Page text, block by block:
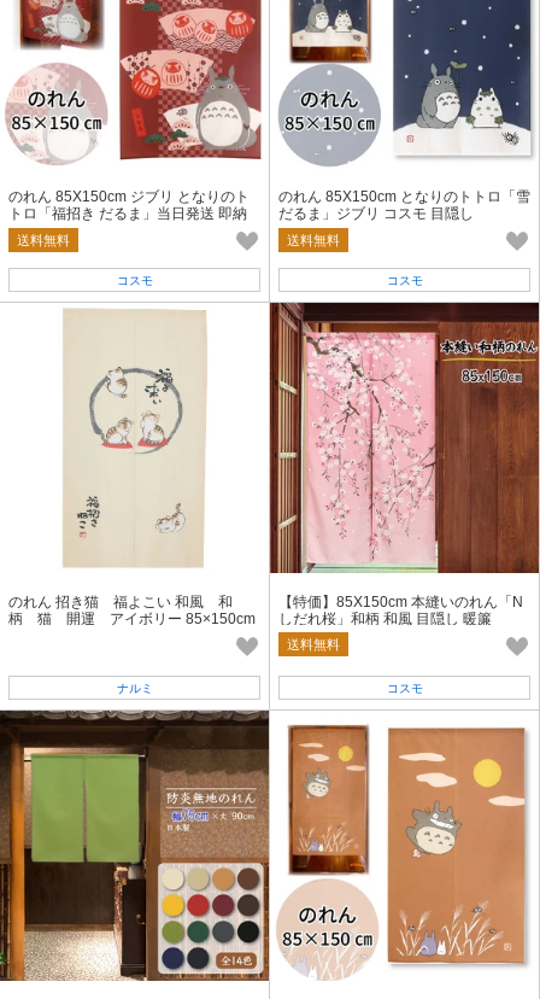
のれん 85X150cm ジブリ となりのト
トロ「福招き だるま」当日発送 即納
送料無料
コスモ
のれん 85X150cm となりのトトロ「雪
だるま」ジブリ コスモ 目隠し
送料無料
コスモ
のれん 招き猫 福よこい 和風 和
柄 猫 開運 アイボリー 85×150cm
ナルミ
【特価】85X150cm 本縫いのれん「N
しだれ桜」和柄 和風 目隠し 暖簾
送料無料
コスモ